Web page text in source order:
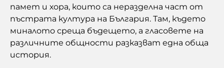
памет и хора, които са неразделна част от
пъстрата култура на България. Там, където
миналото среща бъдещето, а гласовете на
различните общности разказват една обща
история.